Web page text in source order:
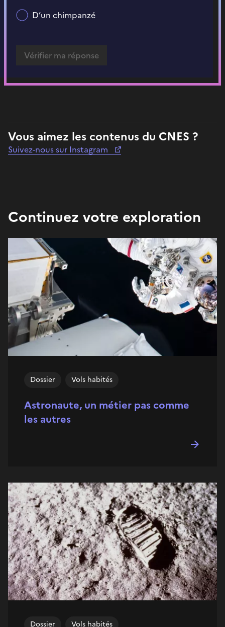
D’un chimpanzé
Vous aimez les contenus du CNES ?
Suivez-nous sur Instagram
Continuez votre exploration
Astronaute, un métier pas comme
les autres
Dossier Vols habités
Dossier Vols habités